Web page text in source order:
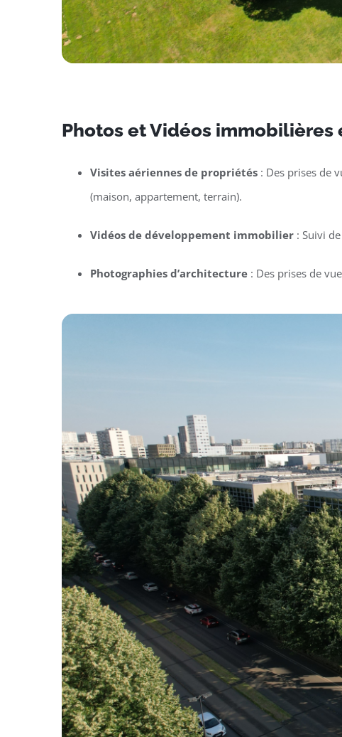
Photos et Vidéos
Visites aériennes de propriétés: Des prises de
(maison, appartement, terrain).
Vidéos de développement immobilier: Suivi
Photographies d’architecture: Des prises de